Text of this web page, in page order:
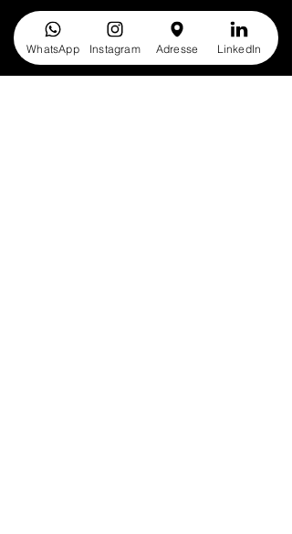
WhatsApp Instagram Adresse LinkedIn